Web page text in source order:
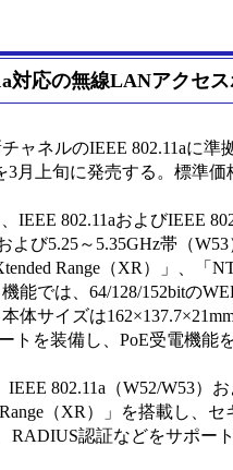
対応の無線LANアクセ
ャネルのIEEE 802.11aに
3月上旬に発売する。標準
802.11aおよびIEEE
よび5.25～5.35GHz帯（
Range（XR）」、「
能では、64/128/152bitの
体サイズは
トを装備し、PoE受電機能
802.11a（W52/W53）
（XR）」を搭載し、
RADIUS認証などをサポート